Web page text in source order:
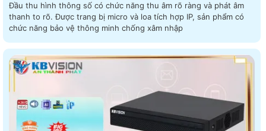
Đầu thu hình thông số có chức năng thu âm rõ ràng và phát âm
thanh to rõ. Được trang bị micro và loa tích hợp IP, sản phẩm có
chức năng bảo vệ thông minh chống xâm nhập